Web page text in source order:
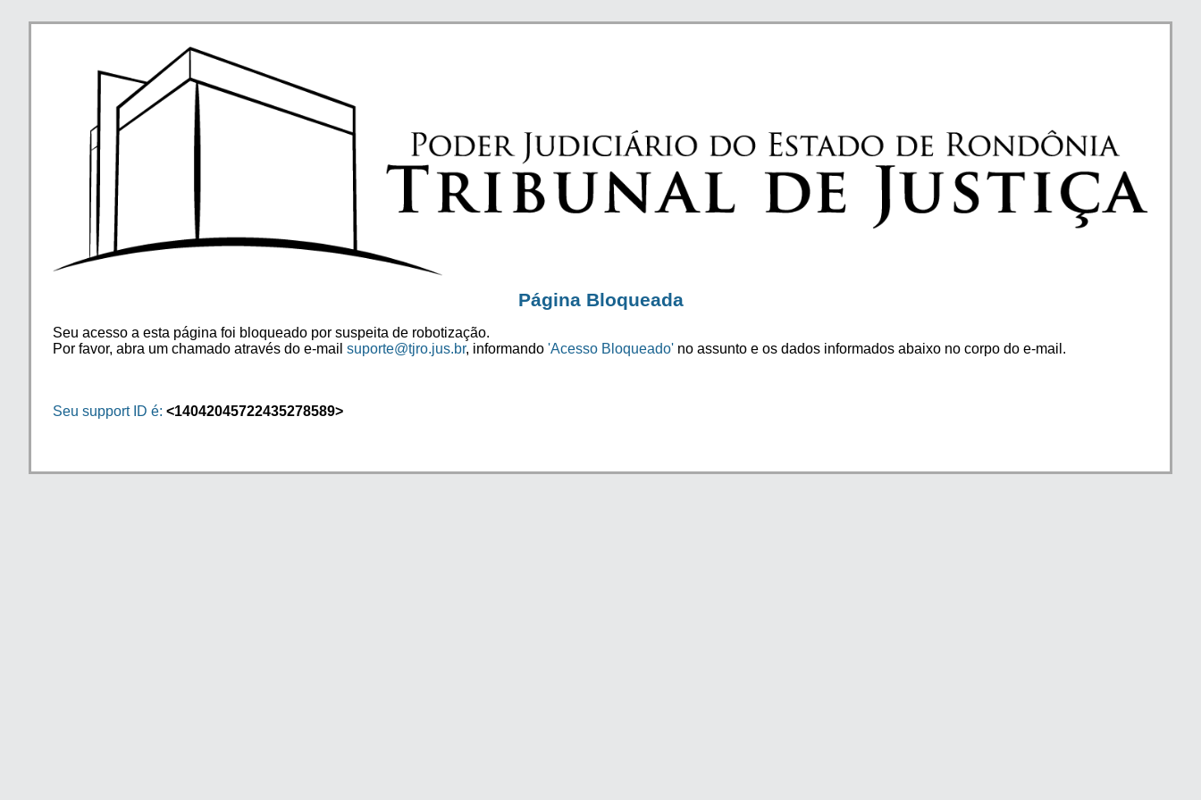
Página Bloqueada
Seu acesso a esta página foi bloqueado por suspeita de robotização.
Por favor, abra um chamado através do e-mail suporte@tjro.jus.br, informando 'Acesso Bloqueado' no assunto e os dados informados abaixo no corpo do e-mail.
Seu support ID é: <14042045722435278589>